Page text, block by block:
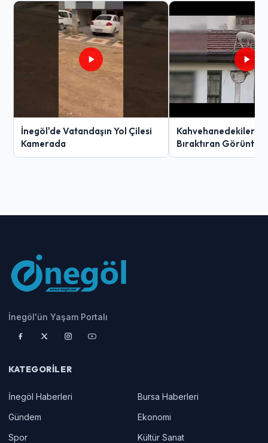
İnegöl'de Vatandaşın Yol Çilesi
Kamerada
Kahvehanedekiler
Bıraktıran Görüntü!
İnegöl'ün Yaşam Portalı
KATEGORILER
İnegöl Haberleri
Bursa Haberleri
Gündem
Ekonomi
Spor
Kültür Sanat